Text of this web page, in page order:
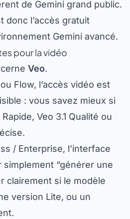
donc l’accès gratuit
Gemini avancé.
pour la vidéo
Veo
Flow, l’accès vidéo est
: vous savez mieux si
Veo 3.1 Qualité ou
/ Enterprise, l’interface
“générer une
clairement si le modèle
version Lite, ou un